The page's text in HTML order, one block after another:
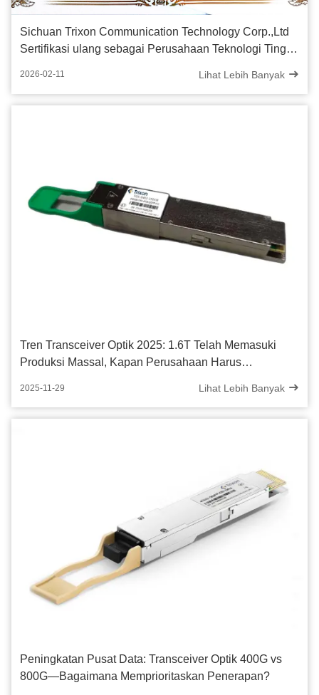
Sichuan Trixon Communication Technology Corp.,Ltd
Sertifikasi ulang sebagai Perusahaan Teknologi Tinggi
2026-02-11 Lihat Lebih Banyak
Tren Transceiver Optik 2025: 1.6T Telah Memasuki
Produksi Massal, Kapan Perusahaan Harus
2025-11-29 Lihat Lebih Banyak
Peningkatan Pusat Data: Transceiver Optik 400G vs
800G—Bagaimana Memprioritaskan Penerapan?